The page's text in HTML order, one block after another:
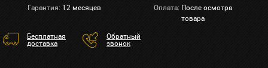
Гарантия: 12 месяцев Оплата: После осмотра
товара
Бесплатная
доставка
Обратный
звонок